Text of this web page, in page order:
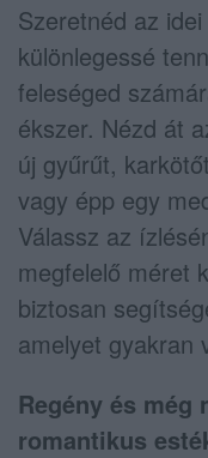
Szeretnéd az
különlegessé
feleséged
ékszer. Nézd át
új gyűrűt,
vagy épp egy
Válassz az
megfelelő méret
biztosan
amelyet gyakran
Regény és még
romantikus